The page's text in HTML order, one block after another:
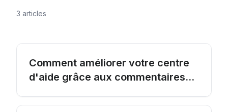
3 articles
Comment améliorer votre centre
d'aide grâce aux commentaires